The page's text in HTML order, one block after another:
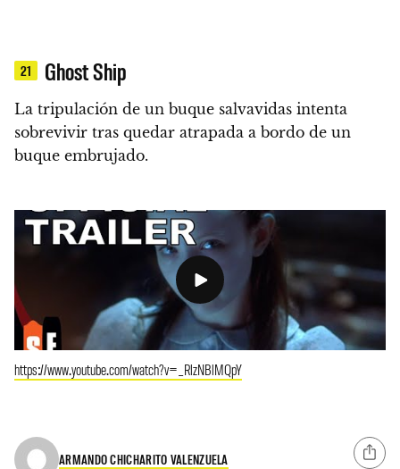
21 Ghost Ship
La tripulación de un buque salvavidas intenta
sobrevivir tras quedar atrapada a bordo de un
buque embrujado.
https://www.youtube.com/watch?v=_RlzNBlMQpY
ARMANDO CHICHARITO VALENZUELA